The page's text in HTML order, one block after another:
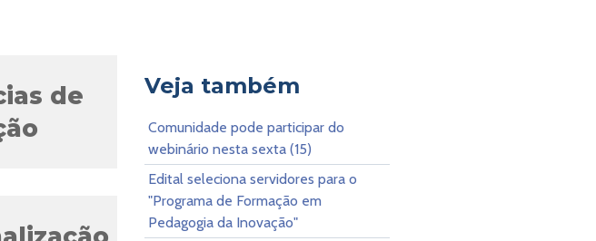
de
Veja também
Comunidade pode participar do
webinário nesta sexta (15)
Edital seleciona servidores para o
"Programa de Formação em
Pedagogia da Inovação"